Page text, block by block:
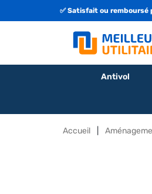
✅ Satisfait ou remboursé
Antivol
Accueil